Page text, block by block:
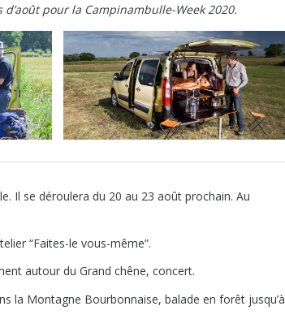
pour la Campinambulle-Week 2020.
Il se déroulera du 20 au 23 août prochain. Au
“Faites-le vous-même”.
autour du Grand chêne, concert.
la Montagne Bourbonnaise, balade en forêt jusqu’à